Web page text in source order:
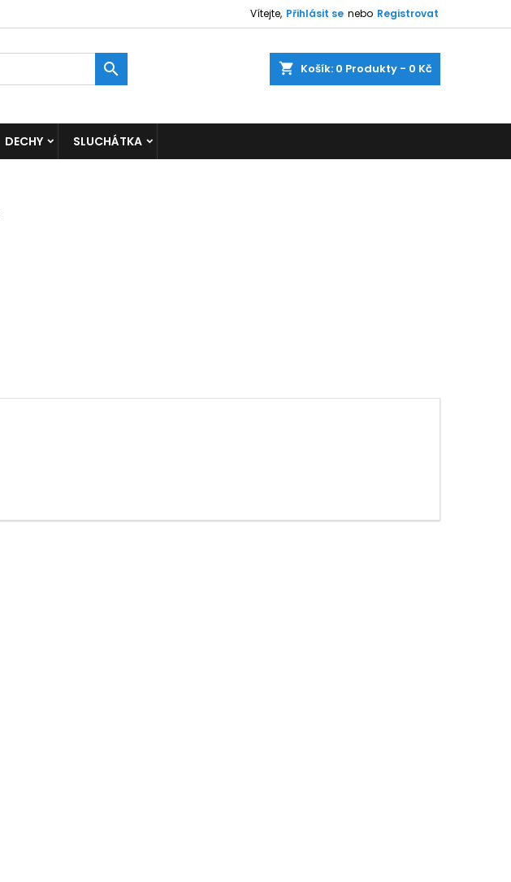
Vítejte, Přihlásit se nebo Registrovat
shopping_cart Košík: 0 Produkty - 0 Kč

DECHY SLUCHÁTKA